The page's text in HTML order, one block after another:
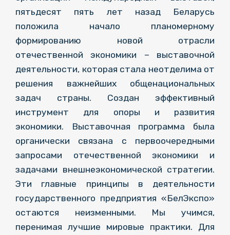
пятьдесят пять лет назад Беларусь
положила начало планомерному
формированию новой отрасли
отечественной экономики – выставочной
деятельности, которая стала неотделима от
решения важнейших общенациональных
задач страны. Создан эффективный
инструмент для опоры и развития
экономики. Выставочная программа была
органически связана с первоочередными
запросами отечественной экономики и
задачами внешнеэкономической стратегии.
Эти главные принципы в деятельности
государственного предприятия «БелЭкспо»
остаются неизменными. Мы учимся,
перенимая лучшие мировые практики. Для